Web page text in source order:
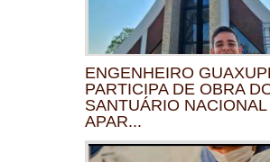
ENGENHEIRO
PARTICIPA DE OBRA
SANTUÁRIO NACIONAL
APAR...